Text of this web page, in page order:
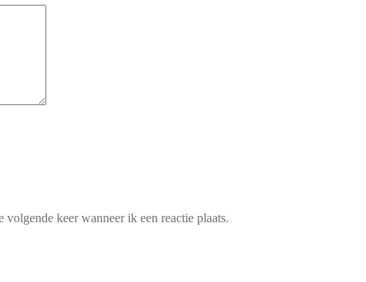
keer wanneer ik een reactie plaats.